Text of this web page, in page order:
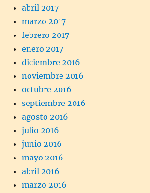
abril 2017
marzo 2017
febrero 2017
enero 2017
diciembre 2016
noviembre 2016
octubre 2016
septiembre 2016
agosto 2016
julio 2016
junio 2016
mayo 2016
abril 2016
marzo 2016